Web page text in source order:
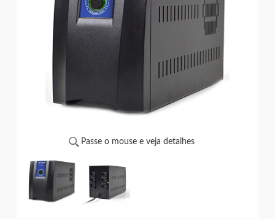
Passe o mouse e veja detalhes